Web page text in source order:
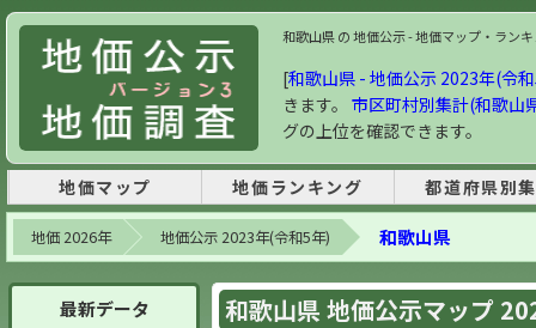
和歌山県 の 地価公示 - 地価マップ・ラン
[和歌山県 - 地価公示 2023年(令
きます。 市区町村別集計(和歌山
グの上位を確認できます。
地価マップ 地価ランキング 都道府県別
地価 2026年 地価公示 2023年(令和5年) 和歌山県
和歌山県 地価公示マップ
最新データ